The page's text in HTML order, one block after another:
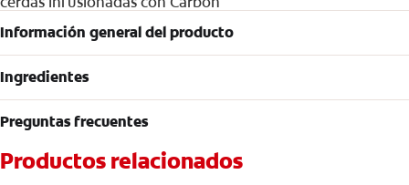
Información general del producto
Ingredientes
Preguntas frecuentes
Productos relacionados